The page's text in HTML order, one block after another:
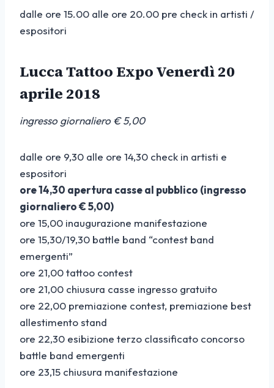
dalle ore 15.00 alle ore 20.00 pre check in artisti /
espositori
Lucca Tattoo Expo Venerdì 20
aprile 2018
ingresso giornaliero € 5,00
dalle ore 9,30 alle ore 14,30 check in artisti e
espositori
ore 14,30 apertura casse al pubblico (ingresso
giornaliero € 5,00)
ore 15,00 inaugurazione manifestazione
ore 15,30/19,30 battle band “contest band
emergenti”
ore 21,00 tattoo contest
ore 21,00 chiusura casse ingresso gratuito
ore 22,00 premiazione contest, premiazione best
allestimento stand
ore 22,30 esibizione terzo classificato concorso
battle band emergenti
ore 23,15 chiusura manifestazione